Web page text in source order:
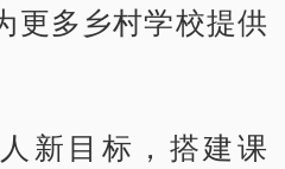
更多乡村学校提供
新目标，搭建课